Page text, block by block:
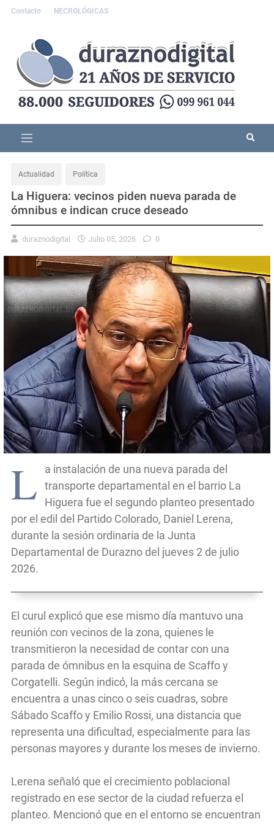
Contacto NECROLÓGICAS
Actualidad Política
La Higuera: vecinos piden nueva parada de
ómnibus e indican cruce deseado
duraznodigital Julio 05, 2026 0
L
a instalación de una nueva parada del
transporte departamental en el barrio La
Higuera fue el segundo planteo presentado
por el edil del Partido Colorado, Daniel Lerena,
durante la sesión ordinaria de la Junta
Departamental de Durazno del jueves 2 de julio
2026.
El curul explicó que ese mismo día mantuvo una
reunión con vecinos de la zona, quienes le
transmitieron la necesidad de contar con una
parada de ómnibus en la esquina de Scaffo y
Corgatelli. Según indicó, la más cercana se
encuentra a unas cinco o seis cuadras, sobre
Sábado Scaffo y Emilio Rossi, una distancia que
representa una dificultad, especialmente para las
personas mayores y durante los meses de invierno.
Lerena señaló que el crecimiento poblacional
registrado en ese sector de la ciudad refuerza el
planteo. Mencionó que en el entorno se encuentran